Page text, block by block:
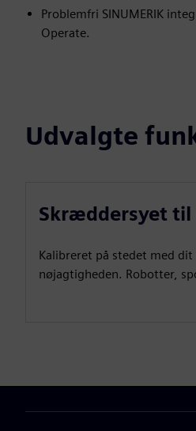
Problemfri SINUMERIK
Operate.
Udvalgte
Skræddersyet til
Kalibreret på stedet med
nøjagtigheden. Robotter,